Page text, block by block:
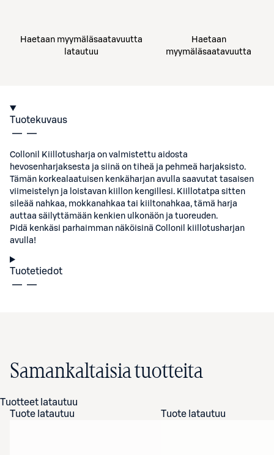
Haetaan myymäläsaatavuutta
latautuu
Haetaan
myymäläsaatavuutta
Tuotekuvaus
Collonil Kiillotusharja on valmistettu aidosta
hevosenharjaksesta ja siinä on tiheä ja pehmeä harjaksisto.
Tämän korkealaatuisen kenkäharjan avulla saavutat tasaisen
viimeistelyn ja loistavan kiillon kengillesi. Kiillotatpa sitten
sileää nahkaa, mokkanahkaa tai kiiltonahkaa, tämä harja
auttaa säilyttämään kenkien ulkonäön ja tuoreuden.
Pidä kenkäsi parhaimman näköisinä Collonil kiillotusharjan
avulla!
Tuotetiedot
Samankaltaisia tuotteita
Tuotteet latautuu
Tuote latautuu
Tuote latautuu